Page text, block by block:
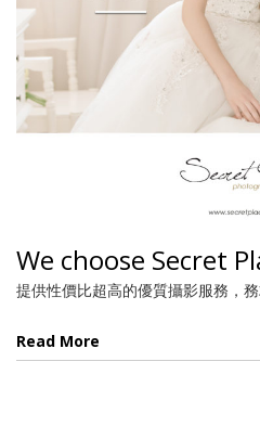
We choose Secret
提供性價比超高的優質攝影服務，務
Read More